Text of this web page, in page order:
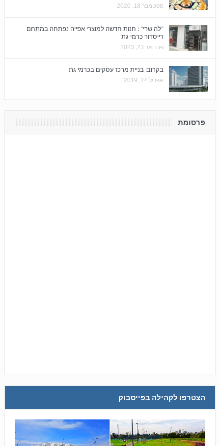
ספטמבר 18, 2020
"לה שרי" : חנות חדשה למוצרי אפייה נפתחה במתחם
רייסדור כרמי גת
פברואר 23, 2023
בקרוב: בניית מרכז עסקים בכרמי גת
אפריל 24, 2019
פרסומת
הצטרפו לקהילה בפייסבוק